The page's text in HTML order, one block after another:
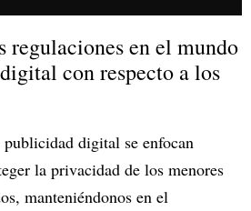
regulaciones en el mundo
con respecto a los
digital se enfocan
la privacidad de los menores
manteniéndonos en el